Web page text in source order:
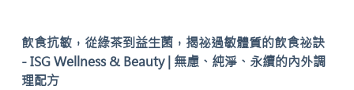
飲食抗敏，從綠茶到益生菌，揭祕過敏體質的飲食祕訣
- ISG Wellness & Beauty | 無慮、純淨、永續的內外調
理配方